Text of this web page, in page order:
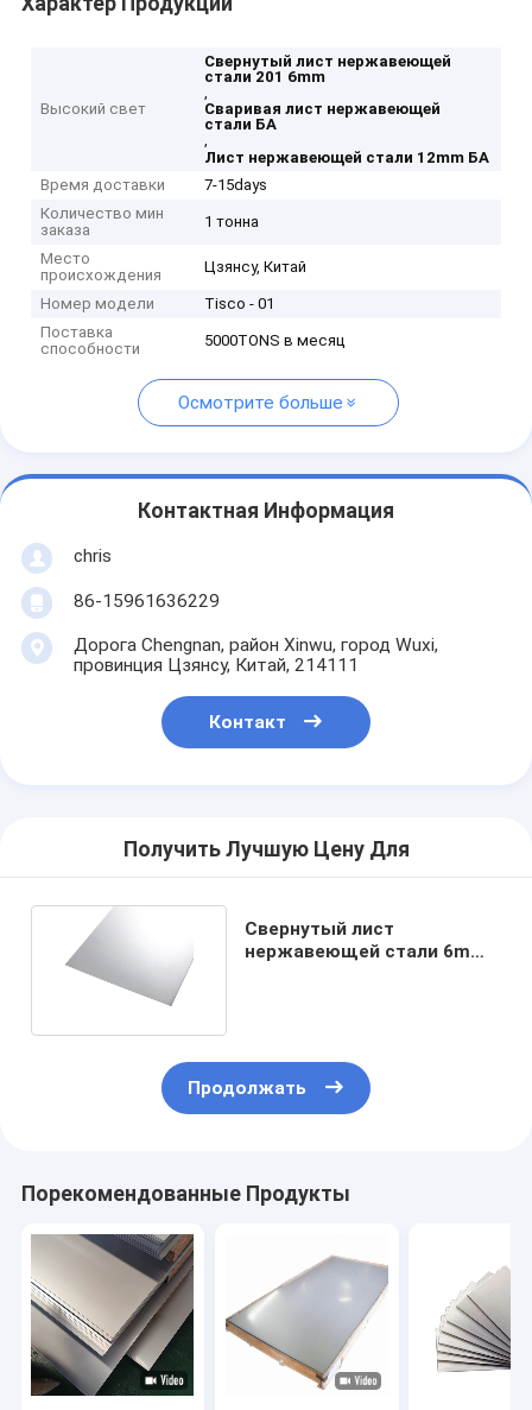
Высокий свет
Свернутый лист нержавеющей
стали 201 6mm
,
Сваривая лист нержавеющей
стали БА
,
Лист нержавеющей стали 12mm БА
Время доставки
7-15days
Количество мин
заказа
1 тонна
Место
происхождения
Цзянсу, Китай
Номер модели
Tisco - 01
Поставка
способности
5000TONS в месяц
Осмотрите больше
Контактная Информация
chris
86-15961636229
Дорога Chengnan, район Xinwu, город Wuxi,
провинция Цзянсу, Китай, 214111
Контакт
Получить Лучшую Цену Для
Свернутый лист
нержавеющей стали 6mm
Продолжать
Порекомендованные Продукты